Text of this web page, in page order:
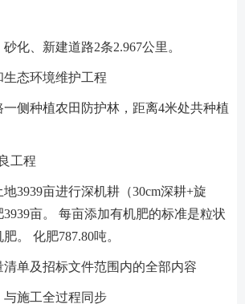
化、新建道路2条2.967公里。
生态环境维护工程
侧种植农田防护林，距离4米处共种植
工程
3939亩进行深机耕（30cm深耕+旋
亩。 每亩添加有机肥的标准是粒状
。 化肥787.80吨。
单及招标文件范围内的全部内容
施工全过程同步